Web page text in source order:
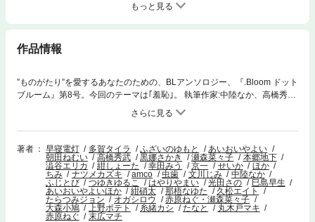
もっと見る
作品情報
”ものがたり”を愛するあなたのための、BLアンソロジー、『.Bloom ドット
ブルーム』第8号。今回のテーマは｢羞恥｣。 執筆作家:中陸なか、高橋秀
武、幸田みう、ふじとび、赤原ねぐ×瀬森菜々子、那梧なゆた、上野ポテ
ト、あいおいやよい、黒娜さかき、大森小鳩、せいか、はやりやまい、久
松エイト、紺硝太、たらつみジョン、いくえみ綾(ピンナップ)
著者
早寝電灯 多賀タイラ ふざいのゆもと
あいおいやよい
朝田ねむい
高橋秀武 黒娜さかき 瀬森菜々子
本郷地下
澁谷エリカ
紺しょーた 幸田みう 京一 せいか
ほか
ちみ
ナツメカズキ amco 虫歯 文川じみ
中陸なか
ふじとび
つゆきゆるこ はやりやまい 光田さの
巳島早生
あいおいやよいほか
紺硝太 那梧なゆた
久松エイト
たらつみジョン
オガシロウ
赤原ねぐ・瀬森菜々子
大森小鳩
上野ポテト 糸緒カシ たなと
丸木戸マキ
赤原ねぐ
末広マチ